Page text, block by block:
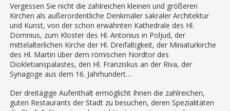
Vergessen Sie nicht die zahlreichen kleinen und größeren
Kirchen als außerordentliche Denkmäler sakraler Architektur
und Kunst, von der schon erwähnten Kathedrale des Hl.
Domnius, zum Kloster des Hl. Antonius in Poljud, der
mittelalterlichen Kirche der Hl. Dreifaltigkeit, der Miniaturkirche
des Hl. Martin über dem römischen Nordtor des
Diokletianspalastes, den Hl. Franziskus an der Riva, der
Synagoge aus dem 16. Jahrhundert…
Der dreitägige Aufenthalt ermöglicht Ihnen die zahlreichen,
guten Restaurants der Stadt zu besuchen, deren Spezialitäten